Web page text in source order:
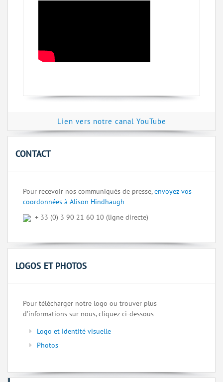
Lien vers notre canal YouTube
CONTACT
Pour recevoir nos communiqués de presse,envoyez vos
coordonnées à Alison Hindhaugh
+ 33 (0) 3 90 21 60 10 (ligne directe)
LOGOS ET PHOTOS
Pour télécharger notre logo ou trouver plus
d’informations sur nous, cliquez ci-dessous
Logo et identité visuelle
Photos